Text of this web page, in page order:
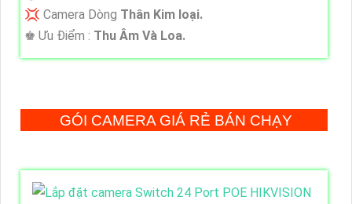
💢 Camera Dòng Thân Kim loại.
️♚ Ưu Điểm : Thu Âm Và Loa.
GÓI CAMERA GIÁ RẺ BÁN CHẠY